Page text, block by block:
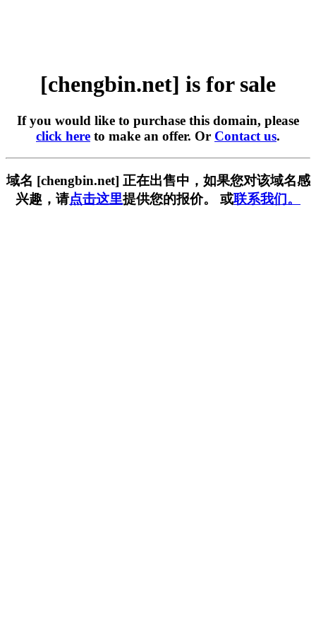
[chengbin.net] is for sale
If you would like to purchase this domain, please
click here to make an offer. Or Contact us.
域名 [chengbin.net] 正在出售中，如果您对该域名感
兴趣，请点击这里提供您的报价。 或联系我们。